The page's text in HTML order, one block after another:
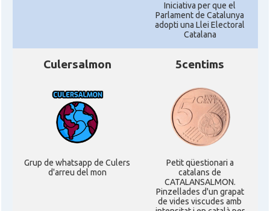
Iniciativa per que el
Parlament de Catalunya
adopti una Llei Electoral
Catalana
Culersalmon
Grup de whatsapp de Culers
d'arreu del mon
5centims
Petit qüestionari a
catalans de
CATALANSALMON.
Pinzellades d'un grapat
de vides viscudes amb